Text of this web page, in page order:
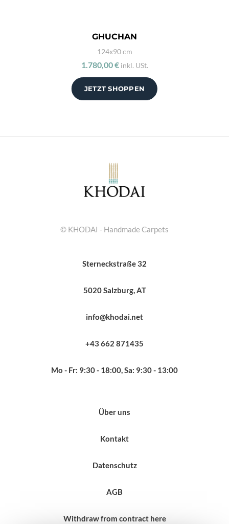
JETZT SHOPPEN
GHUCHAN
124x90 cm
1.780,00 € inkl. USt.
© KHODAI - Handmade Carpets
Sterneckstraße 32
5020 Salzburg, AT
info@khodai.net
+43 662 871435
Mo - Fr: 9:30 - 18:00, Sa: 9:30 - 13:00
Über uns
Kontakt
Datenschutz
AGB
Withdraw from contract here